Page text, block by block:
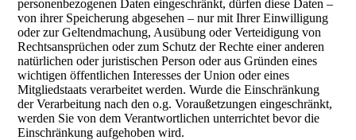
personenbezogenen Daten eingeschränkt, dürfen diese Daten –
von ihrer Speicherung abgesehen – nur mit Ihrer Einwilligung
oder zur Geltendmachung, Ausübung oder Verteidigung von
Rechtsansprüchen oder zum Schutz der Rechte einer anderen
natürlichen oder juristischen Person oder aus Gründen eines
wichtigen öffentlichen Interesses der Union oder eines
Mitgliedstaats verarbeitet werden. Wurde die Einschränkung
der Verarbeitung nach den o.g. Voraußetzungen eingeschränkt,
werden Sie von dem Verantwortlichen unterrichtet bevor die
Einschränkung aufgehoben wird.